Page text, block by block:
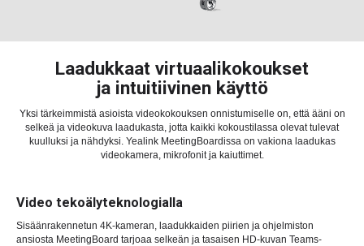
Laadukkaat virtuaalikokoukset
ja intuitiivinen käyttö
Yksi tärkeimmistä asioista videokokouksen onnistumiselle on, että ääni on
selkeä ja videokuva laadukasta, jotta kaikki kokoustilassa olevat tulevat
kuulluksi ja nähdyksi. Yealink MeetingBoardissa on vakiona laadukas
videokamera, mikrofonit ja kaiuttimet.
Video tekoälyteknologialla
Sisäänrakennetun 4K-kameran, laadukkaiden piirien ja ohjelmiston
ansiosta MeetingBoard tarjoaa selkeän ja tasaisen HD-kuvan Teams-